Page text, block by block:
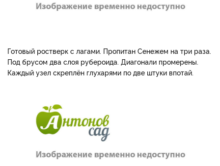
Готовый ростверк с лагами. Пропитан Сенежем на три раза.
Под брусом два слоя рубероида. Диагонали промерены.
Каждый узел скреплён глухарями по две штуки впотай.